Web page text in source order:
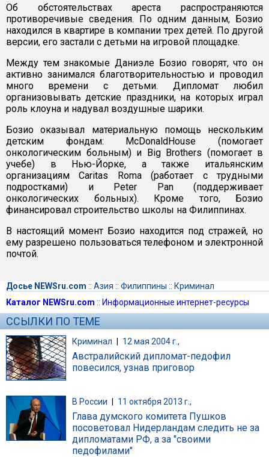
Об обстоятельствах ареста распространяются
противоречивые сведения. По одним данным, Бозио
находился в квартире в компании трех детей. По другой
версии, его застали с детьми на игровой площадке.
Между тем знакомые Даниэле Бозио говорят, что он
активно занимался благотворительностью и проводил
много времени с детьми. Дипломат любил
организовывать детские праздники, на которых играл
роль клоуна и надувал воздушные шарики.
Бозио оказывал материальную помощь нескольким
детским фондам: McDonaldHouse (помогает
онкологическим больным) и Big Brothers (помогает в
учебе) в Нью-Йорке, а также итальянским
организациям Caritas Roma (работает с трудными
подростками) и Peter Pan (поддерживает
онкологических больных). Кроме того, Бозио
финансировал строительство школы на Филиппинах.
В настоящий момент Бозио находится под стражей, но
ему разрешено пользоваться телефоном и электронной
почтой.
Досье NEWSru.com :: Азия :: Филиппины :: Криминал
Каталог NEWSru.com :: Информационные интернет-ресурсы
ССЫЛКИ ПО ТЕМЕ
Криминал | 12 мая 2004 г.,
Австралийский дипломат-педофил
повесился, узнав приговор
В России 11 октября 2013 г.,
Глава думского комитета Пушков
посоветовал Нидерландам следить не за
дипломатами РФ, а за "своими
педофилами"